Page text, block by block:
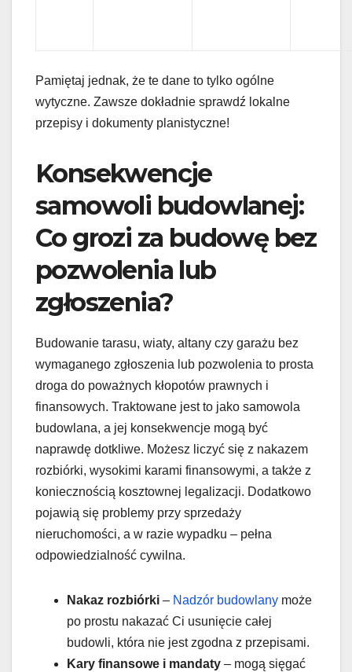
Pamiętaj jednak, że te dane to tylko ogólne
wytyczne. Zawsze dokładnie sprawdź lokalne
przepisy i dokumenty planistyczne!
Konsekwencje
samowoli budowlanej:
Co grozi za budowę bez
pozwolenia lub
zgłoszenia?
Budowanie tarasu, wiaty, altany czy garażu bez
wymaganego zgłoszenia lub pozwolenia to prosta
droga do poważnych kłopotów prawnych i
finansowych. Traktowane jest to jako samowola
budowlana, a jej konsekwencje mogą być
naprawdę dotkliwe. Możesz liczyć się z nakazem
rozbiórki, wysokimi karami finansowymi, a także z
koniecznością kosztownej legalizacji. Dodatkowo
pojawią się problemy przy sprzedaży
nieruchomości, a w razie wypadku – pełna
odpowiedzialność cywilna.
Nakaz rozbiórki – Nadzór budowlany może
po prostu nakazać Ci usunięcie całej
budowli, która nie jest zgodna z przepisami.
Kary finansowe i mandaty – mogą sięgać